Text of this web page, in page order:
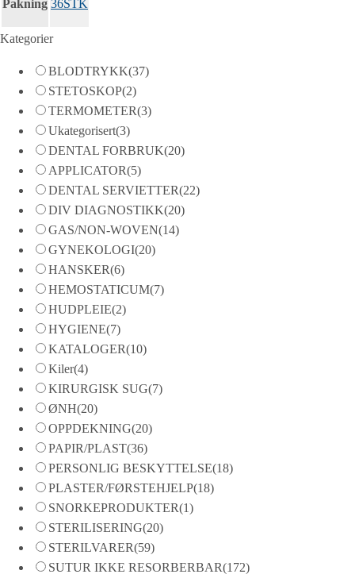
Pakning 36STK
Kategorier
BLODTRYKK(37)
STETOSKOP(2)
TERMOMETER(3)
Ukategorisert(3)
DENTAL FORBRUK(20)
APPLICATOR(5)
DENTAL SERVIETTER(22)
DIV DIAGNOSTIKK(20)
GAS/NON-WOVEN(14)
GYNEKOLOGI(20)
HANSKER(6)
HEMOSTATICUM(7)
HUDPLEIE(2)
HYGIENE(7)
KATALOGER(10)
Kiler(4)
KIRURGISK SUG(7)
ØNH(20)
OPPDEKNING(20)
PAPIR/PLAST(36)
PERSONLIG BESKYTTELSE(18)
PLASTER/FØRSTEHJELP(18)
SNORKEPRODUKTER(1)
STERILISERING(20)
STERILVARER(59)
SUTUR IKKE RESORBERBAR(172)